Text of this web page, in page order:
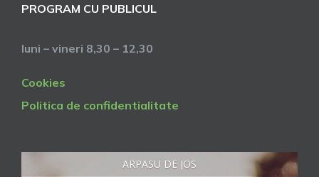
PROGRAM CU PUBLICUL
luni – vineri 8,30 – 12,30
Cookies
Politica de confidentialitate
ARPASU DE JOS